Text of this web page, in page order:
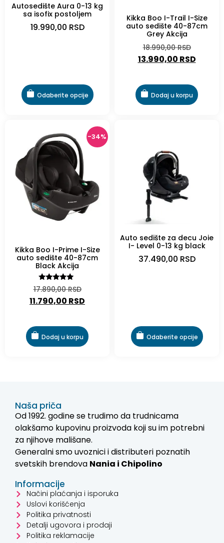
Autosedište Aura 0-13 kg
sa isofix postoljem
19.990,00 RSD
Odaberite opcije
Kikka Boo I-Trail I-Size
auto sedište 40-87cm
Grey Akcija
18.990,00RSD
13.990,00 RSD
Dodaj u korpu
-34%
Kikka Boo I-Prime I-Size
auto sedište 40-87cm
Black Akcija
Ocenjeno
sa
5.00
od 5
17.890,00RSD
11.790,00 RSD
Dodaj u korpu
Auto sedište za decu Joie
I- Level 0-13 kg black
37.490,00 RSD
Odaberite opcije
Naša priča
Od 1992. godine se trudimo da trudnicama
olakšamo kupovinu proizvoda koji su im potrebni
za njihove mališane.
Generalni smo uvoznici i distributeri poznatih
svetskih brendova Nania i Chipolino
Informacije
Načini plaćanja i isporuka
Uslovi korišćenja
Politika privatnosti
Detalji ugovora i prodaji
Politika reklamacije